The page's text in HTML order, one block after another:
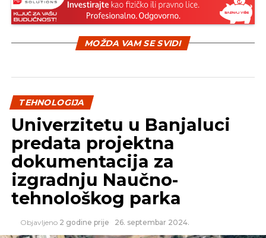
SLIČNE TEME:
SLEDEĆI
Microsoft traži od korisnika da im pomognu
da pobjede Google
MOŽDA VAM SE SVIDI
TEHNOLOGIJA
Univerzitetu u Banjaluci
predata projektna
dokumentacija za
izgradnju Naučno-
tehnološkog parka
Objavljeno 2 godine prije 26. septembar 2024.